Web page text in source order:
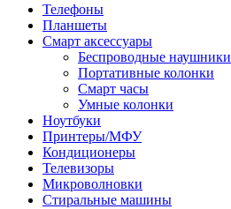
Телефоны
Планшеты
Смарт аксессуары
Беспроводные наушники
Портативные колонки
Смарт часы
Умные колонки
Ноутбуки
Принтеры/МФУ
Кондиционеры
Телевизоры
Микроволновки
Стиральные машины